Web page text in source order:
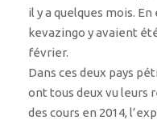
il y a quelques mois.
kevazingo y avaient
février.
Dans ces deux pays
ont tous deux vu leurs
des cours en 2014,